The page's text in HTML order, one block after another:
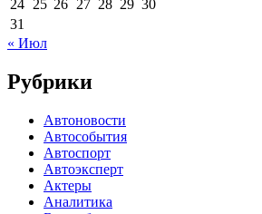
24 25 26 27 28 29 30
31
« Июл
Рубрики
Автоновости
Автособытия
Автоспорт
Автоэксперт
Актеры
Аналитика